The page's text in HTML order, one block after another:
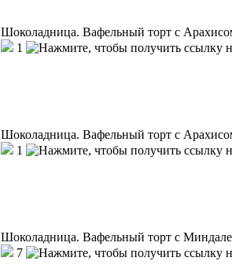
Шоколадница. Вафельный торт с
1
Шоколадница. Вафельный торт с
1
Шоколадница. Вафельный торт с
7